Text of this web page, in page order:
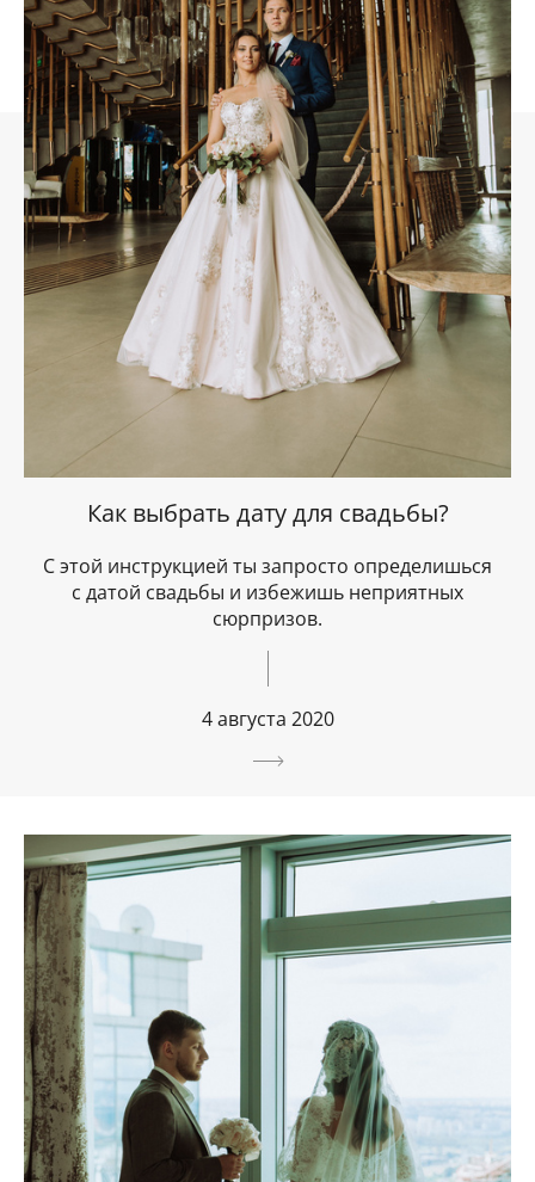
Как выбрать дату для свадьбы?
С этой инструкцией ты запросто определишься
с датой свадьбы и избежишь неприятных
сюрпризов.
4 августа 2020